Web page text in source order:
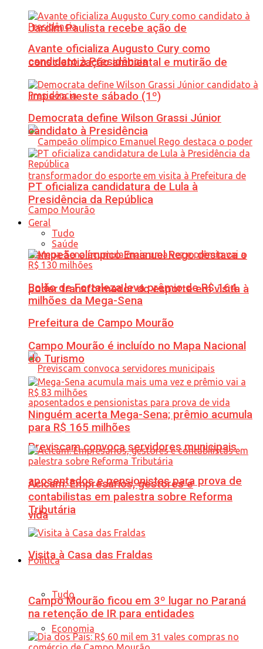
Jardim Paulista recebe ação de
conscientização ambiental e mutirão de
limpeza neste sábado (1º)
Campeão olímpico Emanuel Rego destaca o
poder transformador do esporte em visita à
Prefeitura de Campo Mourão
Previscam convoca servidores municipais
aposentados e pensionistas para prova de
vida
Política
Tudo
Economia
Avante oficializa Augusto Cury como
candidato à Presidência
Democrata define Wilson Grassi Júnior
candidato à Presidência
PT oficializa candidatura de Lula à
Presidência da República
Geral
Tudo
Saúde
Bolão de Fortaleza leva prêmio de R$ 164
milhões da Mega-Sena
Campo Mourão é incluído no Mapa Nacional
do Turismo
Ninguém acerta Mega-Sena; prêmio acumula
para R$ 165 milhões
Acicam: Empresários, gestores e
contabilistas em palestra sobre Reforma
Tributária
Visita à Casa das Fraldas
Campo Mourão ficou em 3º lugar no Paraná
na retenção de IR para entidades